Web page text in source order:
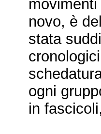
novo, è
stata
ogni
in